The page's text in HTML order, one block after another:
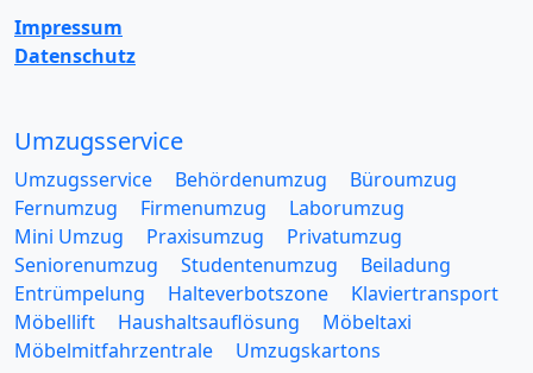
Impressum
Datenschutz
Umzugsservice
Umzugsservice Behördenumzug
Büroumzug
Fernumzug
Firmenumzug
Laborumzug
Mini Umzug
Praxisumzug
Privatumzug
Seniorenumzug
Studentenumzug
Beiladung
Entrümpelung
Halteverbotszone
Klaviertransport
Möbellift
Haushaltsauflösung
Möbeltaxi
Möbelmitfahrzentrale
Umzugskartons